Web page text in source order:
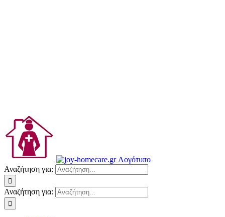
Αναζήτηση για:
Αναζήτηση για: